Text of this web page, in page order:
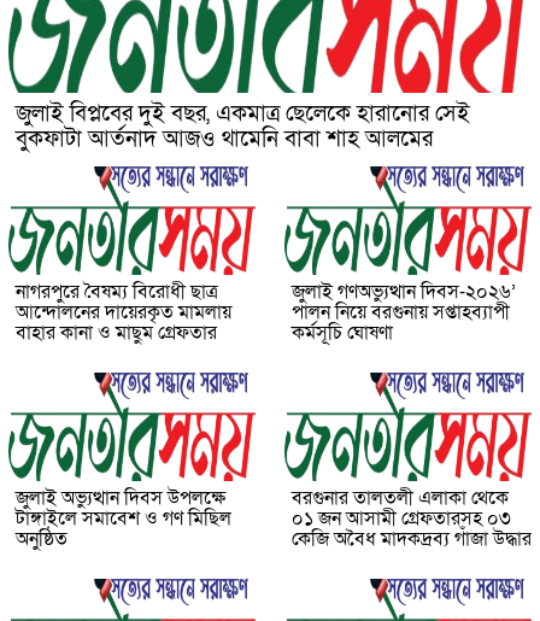
জুলাই বিপ্লবের দুই বছর, একমাত্র ছেলেকে হারানোর সেই
বুকফাটা আর্তনাদ আজও থামেনি বাবা শাহ আলমের
নাগরপুরে বৈষম্য বিরোধী ছাত্র
আন্দোলনের দায়েরকৃত মামলায়
বাহার কানা ও মাছুম গ্রেফতার
জুলাই গণঅভ্যুত্থান দিবস-২০২৬’
পালন নিয়ে বরগুনায় সপ্তাহব্যাপী
কর্মসূচি ঘোষণা
জুলাই অভ্যুত্থান দিবস উপলক্ষে
টাঙ্গাইলে সমাবেশ ও গণ মিছিল
অনুষ্ঠিত
বরগুনার তালতলী এলাকা থেকে
০১ জন আসামী গ্রেফতারসহ ০৩
কেজি অবৈধ মাদকদ্রব্য গাঁজা উদ্ধার